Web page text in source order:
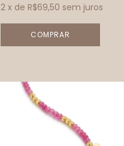
2 x de R$69,50 sem juros